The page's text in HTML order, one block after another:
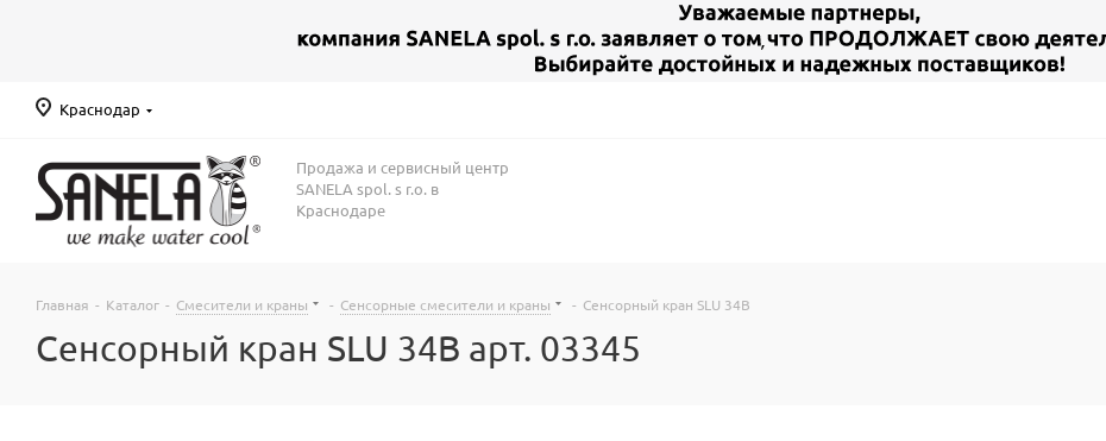
Краснодар
Продажа и сервисный центр
SANELA spol. s r.o. в
Краснодаре
Главная - Каталог - Смесители и краны - Сенсорные смесители и краны - Сенсорный кран SLU 34B
Сенсорный кран SLU 34B арт. 03345